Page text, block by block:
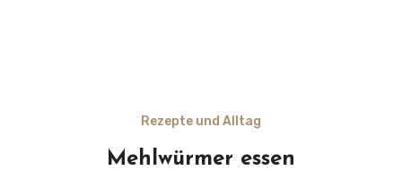
Rezepte und Alltag
Mehlwürmer essen